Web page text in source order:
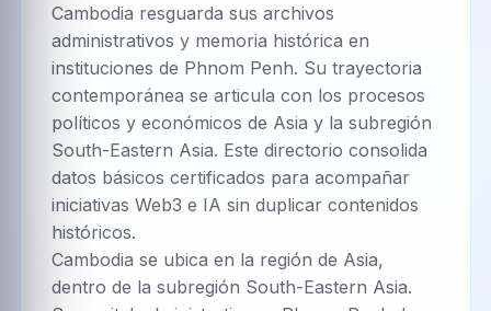
Cambodia resguarda sus archivos
administrativos y memoria histórica en
instituciones de Phnom Penh. Su trayectoria
contemporánea se articula con los procesos
políticos y económicos de Asia y la subregión
South-Eastern Asia. Este directorio consolida
datos básicos certificados para acompañar
iniciativas Web3 e IA sin duplicar contenidos
históricos.
Cambodia se ubica en la región de Asia,
dentro de la subregión South-Eastern Asia.